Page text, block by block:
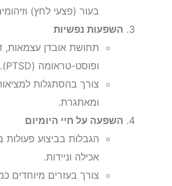
בעור (פצעי לחץ)
השפעות נפשיות
תחושת אובדן עצמאות,
ופוסט-טראומה (PTSD).
צורך בהסתגלות
ומאתגרת.
השפעה על חיי היומיום
הגבלות בביצוע פעולות
אכילה וניידות.
צורך בעזרים מיוחדים